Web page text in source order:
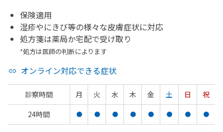
保険適用
湿疹やにきび等の様々な皮膚症状に対応
処方箋は薬局か宅配で受け取り
*処方は医師の判断によります
オンライン対応できる症状
診察時間 月 火 水 木 金 土 日
祝
24時間
● ● ● ● ● ● ● ●